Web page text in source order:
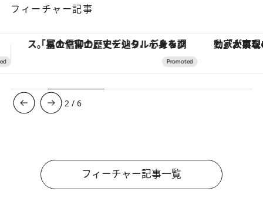
フィーチャー記事
「大事なのは地域の意識を変えること」。ロレックス賞受賞の自然保護活動家が実現させたナイジェリアの自然環境の復活 【銀座で出合う最旬美容】美髪ケアや上質
3 /6
フィーチャー記事一覧